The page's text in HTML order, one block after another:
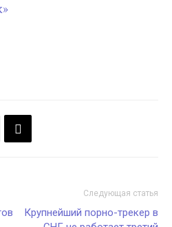
Следующая статья
Крупнейший порно-трекер в